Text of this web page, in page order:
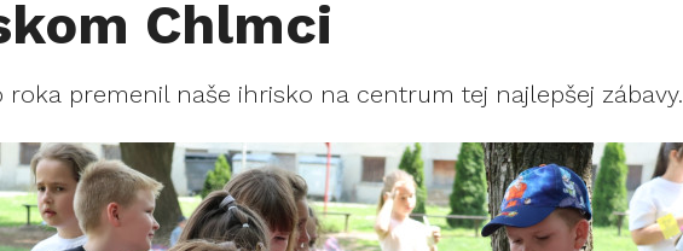
Chlmci
roka premenil naše ihrisko na centrum tej najlepšej zábavy.